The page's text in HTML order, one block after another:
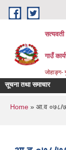
Skip to main content
सत्यवती
गाउँ
जाेहाङ्ग-
सूचना तथा समाचार
You are
Home » आ.व ०७८/७९